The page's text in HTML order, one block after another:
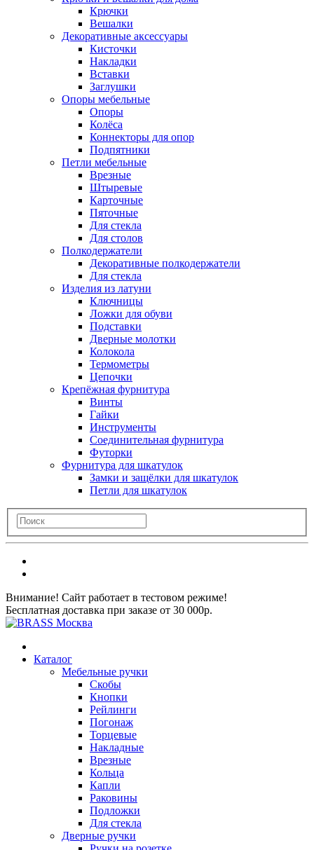
Крючки
Вешалки
Декоративные аксессуары
Кисточки
Накладки
Вставки
Заглушки
Опоры мебельные
Опоры
Колёса
Коннекторы для опор
Подпятники
Петли мебельные
Врезные
Штыревые
Карточные
Пяточные
Для стекла
Для столов
Полкодержатели
Декоративные полкодержатели
Для стекла
Изделия из латуни
Ключницы
Ложки для обуви
Подставки
Дверные молотки
Колокола
Термометры
Цепочки
Крепёжная фурнитура
Винты
Гайки
Инструменты
Соединительная фурнитура
Футорки
Фурнитура для шкатулок
Замки и защёлки для шкатулок
Петли для шкатулок
Внимание! Сайт работает в тестовом режиме!
Бесплатная доставка при заказе от 30 000р.
Каталог
Мебельные ручки
Скобы
Кнопки
Рейлинги
Погонаж
Торцевые
Накладные
Врезные
Кольца
Капли
Раковины
Подложки
Для стекла
Дверные ручки